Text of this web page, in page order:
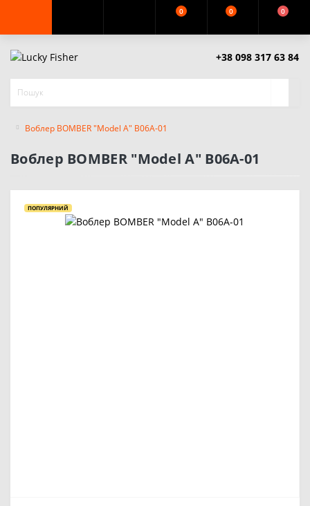
0 0 0
+38 098 317 63 84
Воблер BOMBER "Model A" B06A-01
Воблер BOMBER "Model A" B06A-01
ПОПУЛЯРНИЙ